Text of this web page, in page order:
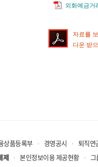
외화예금거
자료를
다운 받
상품등록부 경영공시
퇴직연
제 본인정보이용 제공현황 그